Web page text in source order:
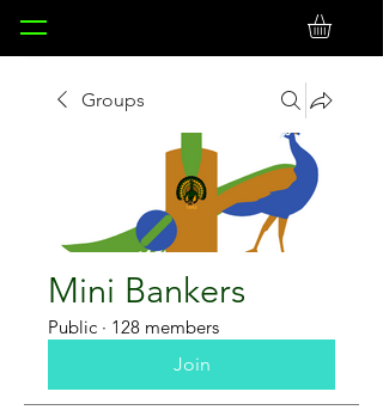
Groups
Mini Bankers
Public · 128 members
Join